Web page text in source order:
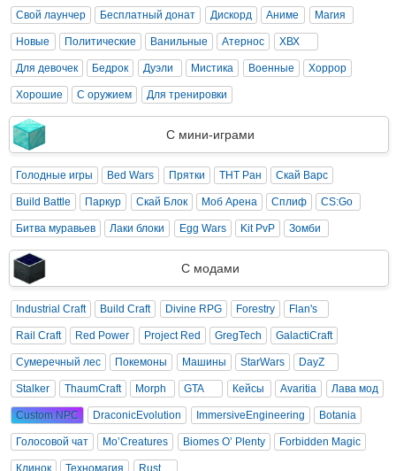
Свой лаунчер Бесплатный донат Дискорд Аниме Магия
Новые Политические Ванильные Атернос ХВХ
Для девочек Бедрок Дуэли Мистика Военные Хоррор
Хорошие С оружием Для тренировки
С мини-играми
Голодные игры Bed Wars Прятки ТНТ Ран Скай Варс
Build Battle Паркур Скай Блок Моб Арена Сплиф CS:Go
Битва муравьев Лаки блоки Egg Wars Kit PvP Зомби
С модами
Industrial Craft Build Craft Divine RPG Forestry Flan's
Rail Craft Red Power Project Red GregTech GalactiCraft
Сумеречный лес Покемоны Машины StarWars DayZ
Stalker ThaumCraft Morph GTA Кейсы Avaritia Лава мод
Custom NPC DraconicEvolution ImmersiveEngineering Botania
Голосовой чат Mo’Creatures Biomes O’ Plenty Forbidden Magic
Клинок Техномагия Rust